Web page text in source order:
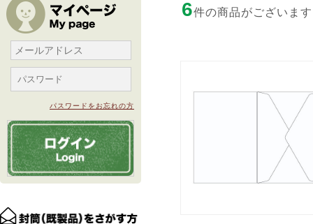
パスワードをお忘れの方
6件の商品がございま